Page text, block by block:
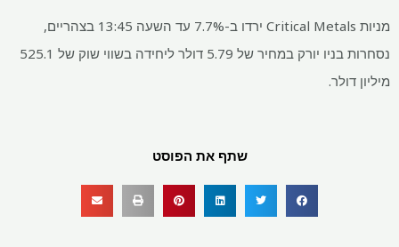
מניות Critical Metals ירדו ב-7.7% עד השעה 13:45 בצהריים,
נסחרות בניו יורק במחיר של 5.79 דולר ליחידה בשווי שוק של 525.1
מיליון דולר.
שתף את הפוסט